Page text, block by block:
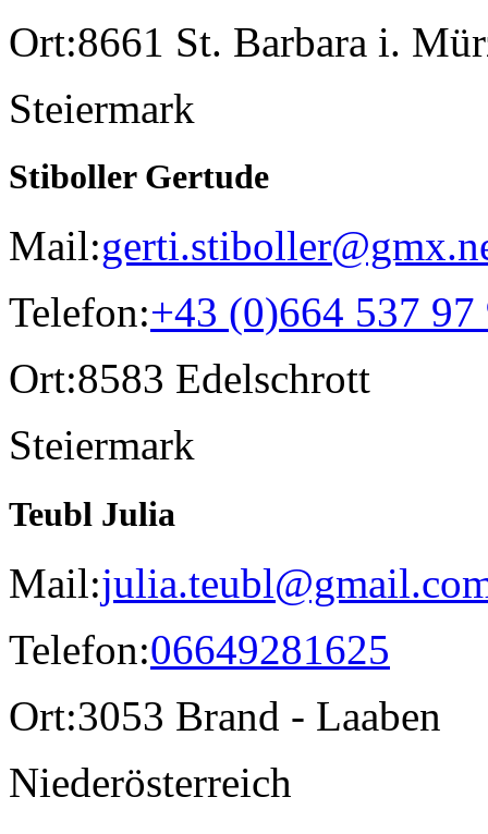
Ort:8661 St. Barbara i.
Steiermark
Stiboller Gertude
Mail:
Telefon:+43 (0)664 537 97
Ort:8583 Edelschrott
Steiermark
Teubl Julia
Mail:
Telefon:06649281625
Ort:3053 Brand - Laaben
Niederösterreich